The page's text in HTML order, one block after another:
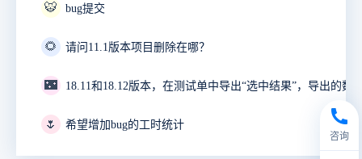
🐯 bug提交
🌻 请问11.1版本项目删除在哪？
🌃 18.11和18.12版本，在测试单中导出“选中结果”，导出的数
🌷 希望增加bug的工时统计
咨询